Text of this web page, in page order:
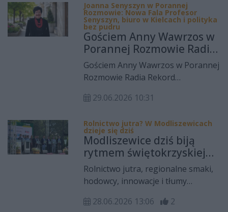
mieczy, tętent koni, pojedynki
rycerskie i klimat średniowiecza,
który w tym miejscu robi robotę
lepiej niż najlepsza scenografia.
Joanna Senyszyn w Porannej
Rozmowie: Nowa Fala Profesor
Senyszyn, biuro w Kielcach i polityka
bez pudru
Gościem Anny Wawrzos w
Porannej Rozmowie Radia
Rekord Świętokrzyskie
była prof. Joanna Senyszyn
posłanka na Sejm,
partii Nowa Fala Profesor
Senyszyn.
Gościem Anny Wawrzos w Porannej
Rozmowie Radia Rekord
Senyszyn - była europosłanka, była
oraz liderka partii Nowa Fala
Profesor Senyszyn. Punktem
wyjścia rozmowy było otwarcie
biura w Kielcach, ale dyskusja
szybko wyszła poza lokalny adres.
Było o polskiej scenie politycznej,
przyszłości lewicy, planach na
29.06.2026 10:31
Rolnictwo jutra? W Modliszewicach
dzieje się dziś
Modliszewice dziś biją
rytmem świętokrzyskiej
wsi. Trwa wielkie rolnicze
święto regionu
Rolnictwo jutra, regionalne smaki,
hodowcy, innowacje i tłumy
Ośrodku Doradztwa Rolniczego w
28.06.2026 13:06 2